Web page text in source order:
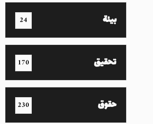
بيئة 24
تحقيق 170
حقوق 230